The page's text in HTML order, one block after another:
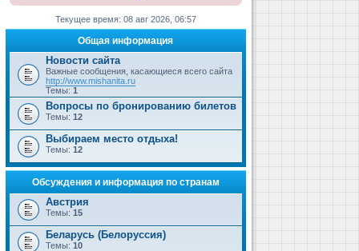
Текущее время: 08 авг 2026, 06:57
Общая информация
Новости сайта
Важные сообщения, касающиеся всего сайта
http://www.mishanita.ru
Темы: 1
Вопросы по бронированию билетов
Темы: 12
Выбираем место отдыха!
Темы: 12
Обсуждения и информация по странам
Австрия
Темы: 15
Беларусь (Белоруссия)
Темы: 10